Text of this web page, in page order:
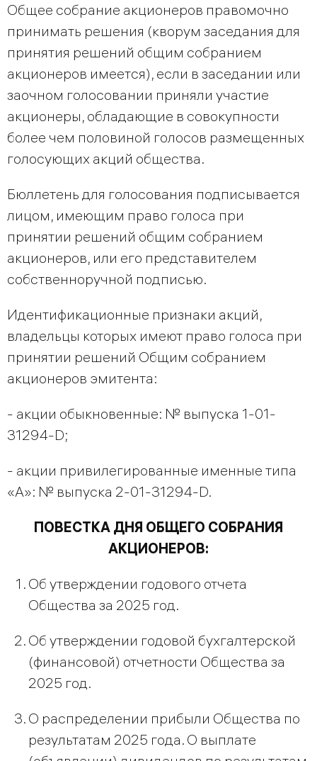
Общее собрание акционеров правомочно
принимать решения (кворум заседания для
принятия решений общим собранием
акционеров имеется), если в заседании или
заочном голосовании приняли участие
акционеры, обладающие в совокупности
более чем половиной голосов размещенных
голосующих акций общества.
Бюллетень для голосования подписывается
лицом, имеющим право голоса при
принятии решений общим собранием
акционеров, или его представителем
собственноручной подписью.
Идентификационные признаки акций,
владельцы которых имеют право голоса при
принятии решений Общим собранием
акционеров эмитента:
- акции обыкновенные: № выпуска 1-01-
31294-D;
- акции привилегированные именные типа
«А»: № выпуска 2-01-31294-D.
ПОВЕСТКА ДНЯ ОБЩЕГО СОБРАНИЯ
АКЦИОНЕРОВ:
Об утверждении годового отчета
Общества за 2025 год.
Об утверждении годовой бухгалтерской
(финансовой) отчетности Общества за
2025 год.
О распределении прибыли Общества по
результатам 2025 года. О выплате